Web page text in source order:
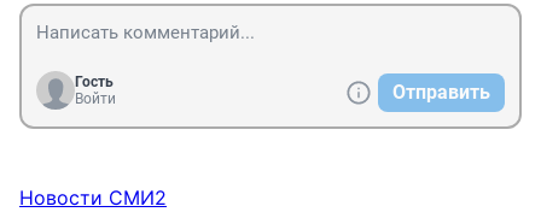
Гость
Войти
Отправить
Новости СМИ2